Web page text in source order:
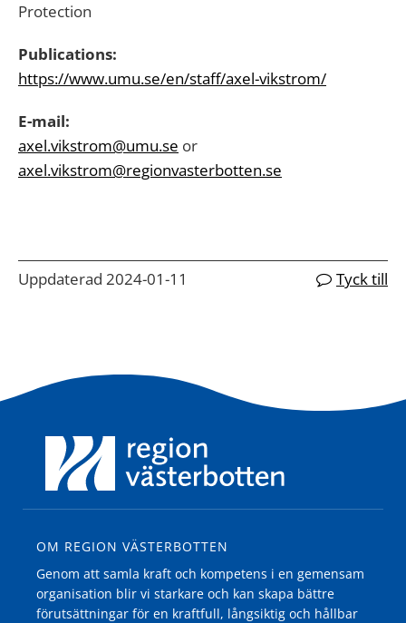
Protection
Publications:
https://www.umu.se/en/staff/axel-vikstrom/
E-mail:
axel.vikstrom@umu.se or
axel.vikstrom@regionvasterbotten.se
Uppdaterad 2024-01-11 Tyck till
OM REGION VÄSTERBOTTEN
Genom att samla kraft och kompetens i en gemensam
organisation blir vi starkare och kan skapa bättre
förutsättningar för en kraftfull, långsiktig och hållbar